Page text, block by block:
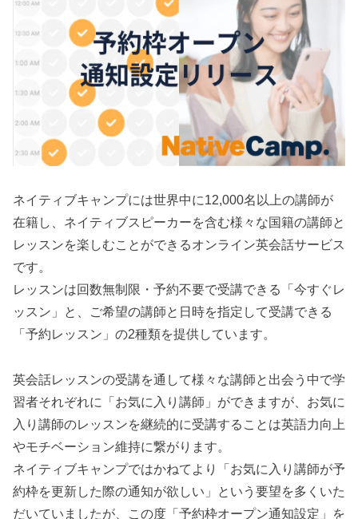
ネイティブキャンプには世界中に12,000名以上の講師が
在籍し、ネイティブスピーカーを含む様々な国籍の講師と
レッスンを楽しむことができるオンライン英会話サービス
です。
レッスンは回数無制限・予約不要で受講できる「今すぐレ
ッスン」と、ご希望の講師と日時を指定して受講できる
「予約レッスン」の2種類を提供しています。
英会話レッスンの受講を通して様々な講師と出会う中で学
習者それぞれに「お気に入り講師」ができますが、お気に
入り講師のレッスンを継続的に受講することは英語力向上
やモチベーション維持に繋がります。
ネイティブキャンプではかねてより「お気に入り講師が予
約枠を更新した際の通知が欲しい」という要望を多くいた
だいていましたが、この度「予約枠オープン通知設定」を